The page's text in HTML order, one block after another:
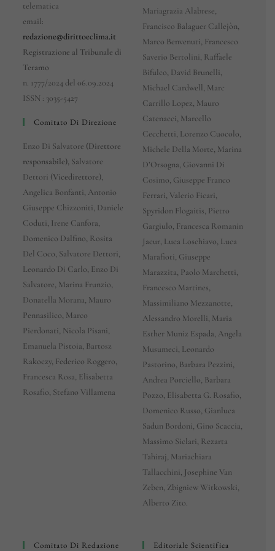
telematica
email:
redazione@dirittoeclima.it
Registrazione al Tribunale di
Teramo
n. 1777/2024 del 06.09.2024
ISSN : 3035-5427
Comitato Di Direzione
Enzo Di Salvatore (Direttore
responsabile), Salvatore
Dettori (Vicedirettore),
Angelica Bonfanti, Antonio
Giuseppe Chizzoniti, Daniele
Coduti, Irene Canfora,
Domenico Dalfino, Rosita
Del Coco, Salvatore Dettori,
Leonardo Di Carlo, Enzo Di
Salvatore, Marina Frunzio,
Donatella Morana, Mauro
Pennasilico, Marco
Pierdonati, Nicola Pisani,
Emanuela Pistoia, Bartosz
Rakoczy, Federico Roggero,
Francesca Rosa, Elisabetta
Rosafio, Stefano Villamena
Mariagrazia Alabrese,
Francisco Balaguer Callejòn,
Marco Benvenuti, Francesco
Saverio Bertolini, Raffaele
Bifulco, David Brunelli,
Michael Cardwell, Marc
Carrillo Lopez, Mauro
Catenacci, Marcello
Cecchetti, Lorenzo Cuocolo,
Michele Della Morte, Marina
D’Orsogna, Giovanni Di
Cosimo, Giuseppe Franco
Ferrari, Valerio Ficari,
Spyridon Flogaitis, Pietro
Gargiulo, Francesca Romanin
Jacur, Luca Loschiavo, Luca
Marafioti, Giuseppe
Marazzita, Paolo Marchetti,
Francesco Martines,
Massimiliano Mezzanotte,
Alessandro Morelli, Maria
Esther Muniz Espada, Angela
Musumeci, Leonardo
Pastorino, Barbara Pezzini,
Andrea Porciello, Barbara
Pozzo, Elisabetta G. Rosafio,
Domenico Russo, Gianluca
Sadun Bordoni, Gino Scaccia,
Massimo Siclari, Rezarta
Tahiraj, Mariachiara
Tallacchini, Josephine Van
Zeben, Zbigniew Witkowski,
Alberto Zito.
Comitato Di Redazione Editoriale Scientifica